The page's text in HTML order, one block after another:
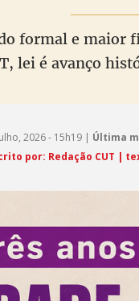
formal e maior
lei é avanço
2026 - 15h19 | Última
por: Redação CUT |